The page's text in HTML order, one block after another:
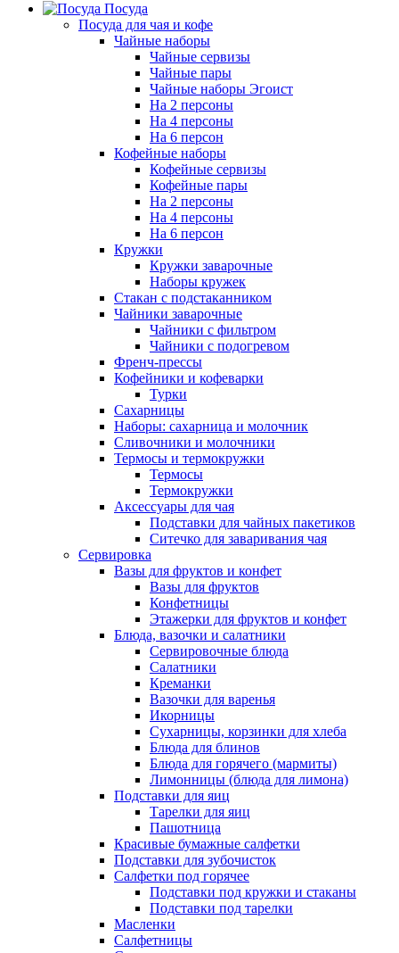
Посуда
Посуда для чая и кофе
Чайные наборы
Чайные сервизы
Чайные пары
Чайные наборы Эгоист
На 2 персоны
На 4 персоны
На 6 персон
Кофейные наборы
Кофейные сервизы
Кофейные пары
На 2 персоны
На 4 персоны
На 6 персон
Кружки
Кружки заварочные
Наборы кружек
Стакан с подстаканником
Чайники заварочные
Чайники с фильтром
Чайники с подогревом
Френч-прессы
Кофейники и кофеварки
Турки
Сахарницы
Наборы: сахарница и молочник
Сливочники и молочники
Термосы и термокружки
Термосы
Термокружки
Аксессуары для чая
Подставки для чайных пакетиков
Ситечко для заваривания чая
Сервировка
Вазы для фруктов и конфет
Вазы для фруктов
Конфетницы
Этажерки для фруктов и конфет
Блюда, вазочки и салатники
Сервировочные блюда
Салатники
Креманки
Вазочки для варенья
Икорницы
Сухарницы, корзинки для хлеба
Блюда для блинов
Блюда для горячего (мармиты)
Лимонницы (блюда для лимона)
Подставки для яиц
Тарелки для яиц
Пашотница
Красивые бумажные салфетки
Подставки для зубочисток
Салфетки под горячее
Подставки под кружки и стаканы
Подставки под тарелки
Масленки
Салфетницы